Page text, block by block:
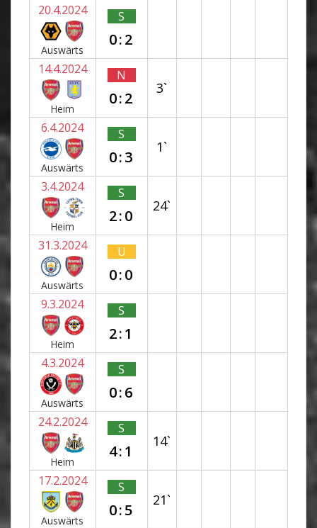
20.4.2024
Auswärts
S
0:2
14.4.2024
Heim
N
0:2
3`
6.4.2024
Auswärts
S
0:3
1`
3.4.2024
Heim
S
2:0
24`
31.3.2024
Auswärts
U
0:0
9.3.2024
Heim
S
2:1
4.3.2024
Auswärts
S
0:6
24.2.2024
Heim
S
4:1
14`
17.2.2024
Auswärts
S
0:5
21`